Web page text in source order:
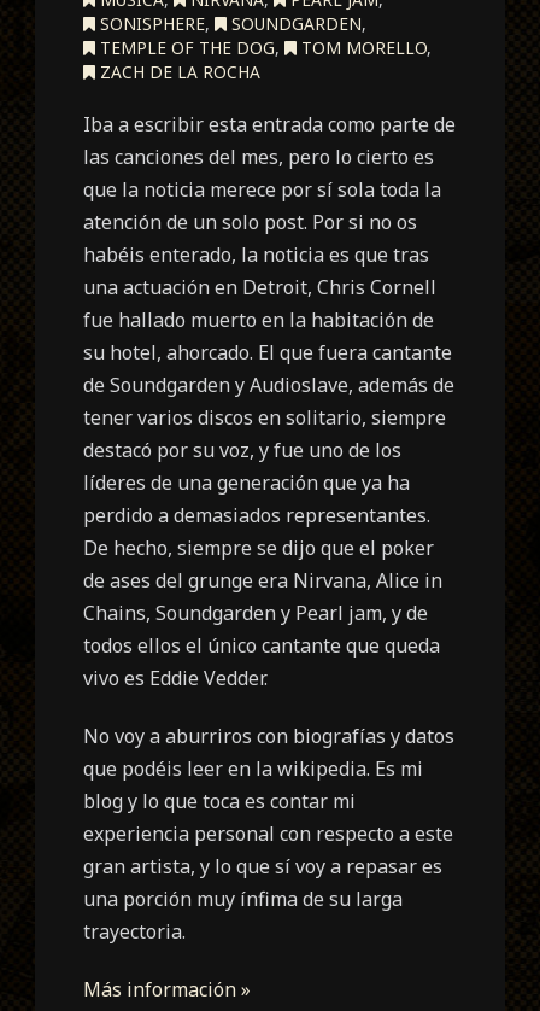
SONISPHERE, SOUNDGARDEN,
TEMPLE OF THE DOG, TOM MORELLO,
ZACH DE LA ROCHA
Iba a escribir esta entrada como parte de
las canciones del mes, pero lo cierto es
que la noticia merece por sí sola toda la
atención de un solo post. Por si no os
habéis enterado, la noticia es que tras
una actuación en Detroit, Chris Cornell
fue hallado muerto en la habitación de
su hotel, ahorcado. El que fuera cantante
de Soundgarden y Audioslave, además de
tener varios discos en solitario, siempre
destacó por su voz, y fue uno de los
líderes de una generación que ya ha
perdido a demasiados representantes.
De hecho, siempre se dijo que el poker
de ases del grunge era Nirvana, Alice in
Chains, Soundgarden y Pearl jam, y de
todos ellos el único cantante que queda
vivo es Eddie Vedder.
No voy a aburriros con biografías y datos
que podéis leer en la wikipedia. Es mi
blog y lo que toca es contar mi
experiencia personal con respecto a este
gran artista, y lo que sí voy a repasar es
una porción muy ínfima de su larga
trayectoria.
Más información »